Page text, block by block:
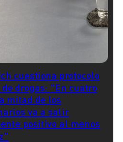
cuestiona protocolo
de drogas: "En cuatro
mitad de los
va a salir
positivo al menos